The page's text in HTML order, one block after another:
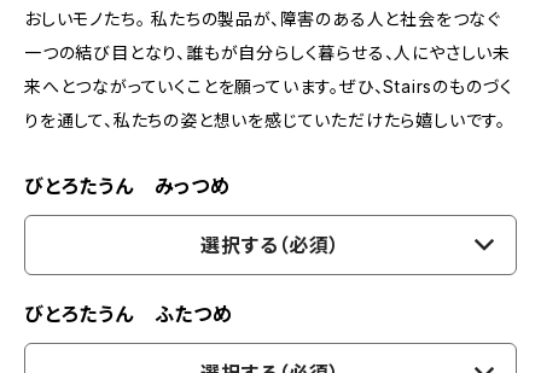
おしいモノたち。 私たちの製品が、障害のある人と社会をつなぐ
一つの結び目となり、誰もが自分らしく暮らせる、人にやさしい未
来へとつながっていくことを願っています。ぜひ、Stairsのものづく
りを通して、私たちの姿と想いを感じていただけたら嬉しいです。
びとろたうん みっつめ
選択する（必須）
びとろたうん ふたつめ